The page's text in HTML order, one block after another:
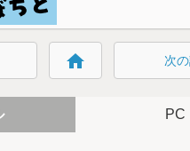
home 次
PC